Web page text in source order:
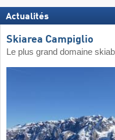
Actualités
Skiarea Campiglio
Le plus grand domaine